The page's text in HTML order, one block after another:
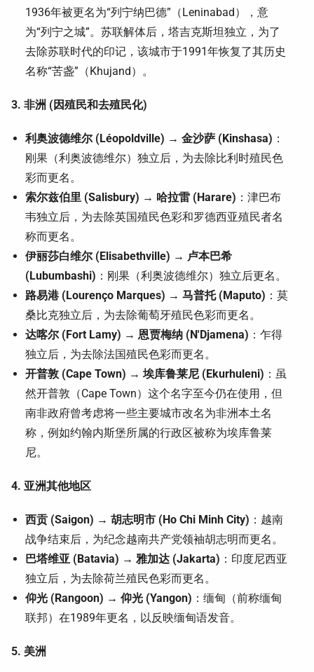
1936年被更名为“列宁纳巴德”（Leninabad），意
为“列宁之城”。苏联解体后，塔吉克斯坦独立，为了
去除苏联时代的印记，该城市于1991年恢复了其历史
名称“苦盏”（Khujand）。
3. 非洲 (因殖民和去殖民化)
利奥波德维尔 (Léopoldville) → 金沙萨 (Kinshasa) ：
刚果（利奥波德维尔）独立后，为去除比利时殖民色
彩而更名。
索尔兹伯里 (Salisbury) → 哈拉雷 (Harare) ：津巴布
韦独立后，为去除英国殖民色彩和罗德西亚殖民者名
称而更名。
伊丽莎白维尔 (Elisabethville) → 卢本巴希
(Lubumbashi) ：刚果（利奥波德维尔）独立后更名。
路易港 (Lourenço Marques) → 马普托 (Maputo) ：莫
桑比克独立后，为去除葡萄牙殖民色彩而更名。
达喀尔 (Fort Lamy) → 恩贾梅纳 (N'Djamena) ：乍得
独立后，为去除法国殖民色彩而更名。
开普敦 (Cape Town) → 埃库鲁莱尼 (Ekurhuleni) ：虽
然开普敦（Cape Town）这个名字至今仍在使用，但
南非政府曾考虑将一些主要城市改名为非洲本土名
称，例如约翰内斯堡所属的行政区被称为埃库鲁莱
尼。
4. 亚洲其他地区
西贡 (Saigon) → 胡志明市 (Ho Chi Minh City) ：越南
战争结束后，为纪念越南共产党领袖胡志明而更名。
巴塔维亚 (Batavia) → 雅加达 (Jakarta) ：印度尼西亚
独立后，为去除荷兰殖民色彩而更名。
仰光 (Rangoon) → 仰光 (Yangon) ：缅甸（前称缅甸
联邦）在1989年更名，以反映缅甸语发音。
5. 美洲